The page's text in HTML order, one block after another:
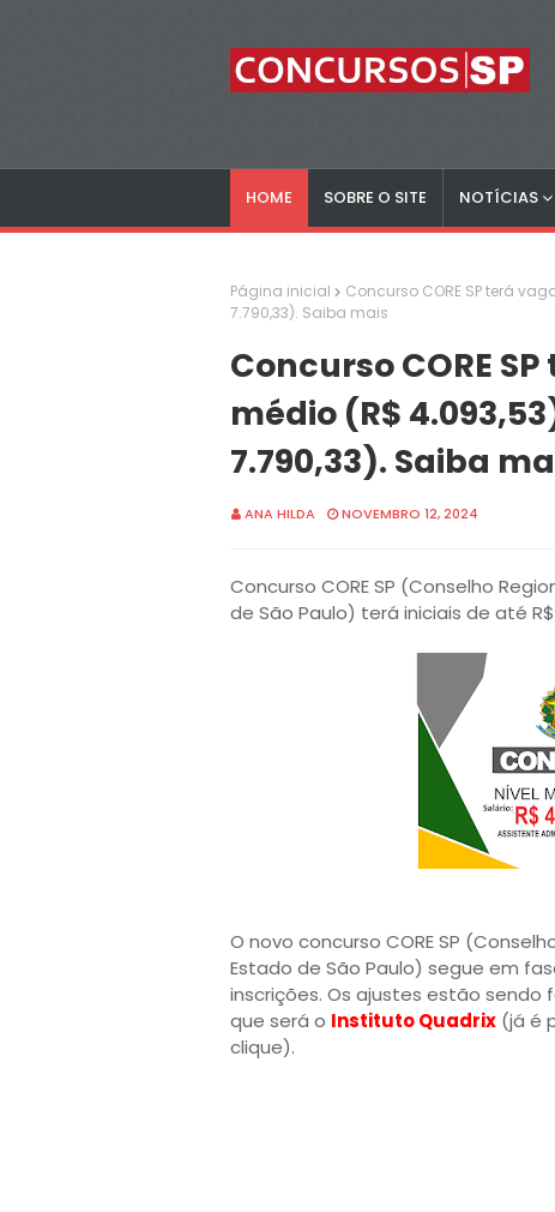
HOME SOBRE O SITE NOTÍCIAS
Página inicial
Concurso CORE SP terá
7.790,33). Saiba mais
Concurso CORE
médio (R$
7.790,33). Saiba
ANA HILDA NOVEMBRO 12, 2024
Concurso CORE SP (Conselho
de São Paulo) terá iniciais de até R$
O novo concurso CORE SP
Estado de São Paulo) segue em
inscrições. Os ajustes estão
que será o Instituto Quadrix (já é
clique).